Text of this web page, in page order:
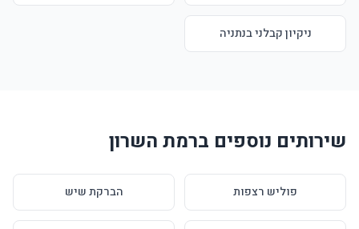
ניקיון קבלני בנתניה
שירותים נוספים ברמת השרון
פוליש רצפות הברקת שיש